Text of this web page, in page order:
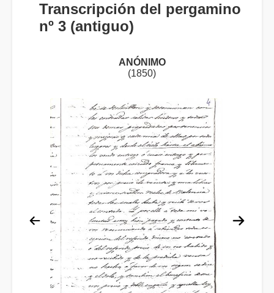
Transcripción del pergamino
nº 3 (antiguo)
ANÓNIMO
(1850)